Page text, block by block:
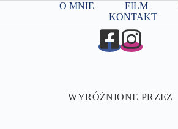
O MNIE FILM
KONTAKT
WYRÓŻNIONE PRZEZ